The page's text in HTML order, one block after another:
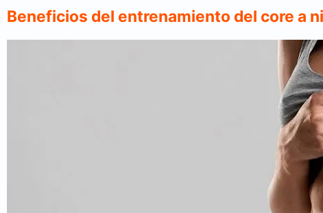
Beneficios del entrenamiento del core a